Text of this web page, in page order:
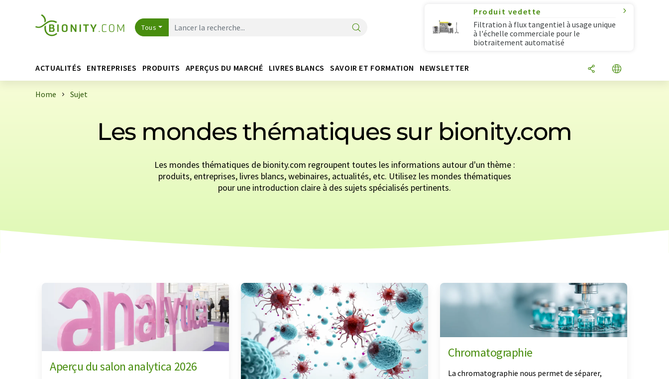
Tous
Produit vedette
Filtration à flux tangentiel à usage unique
à l'échelle commerciale pour le
biotraitement automatisé
ACTUALITÉS ENTREPRISES PRODUITS APERÇUS DU MARCHÉ LIVRES BLANCS SAVOIR ET FORMATION NEWSLETTER
Home Sujet
Les mondes thématiques sur bionity.com
Les mondes thématiques de bionity.com regroupent toutes les informations autour d'un thème :
produits, entreprises, livres blancs, webinaires, actualités, etc. Utilisez les mondes thématiques
pour une introduction claire à des sujets spécialisés pertinents.
Aperçu du salon analytica 2026
Chromatographie
La chromatographie nous permet de séparer,